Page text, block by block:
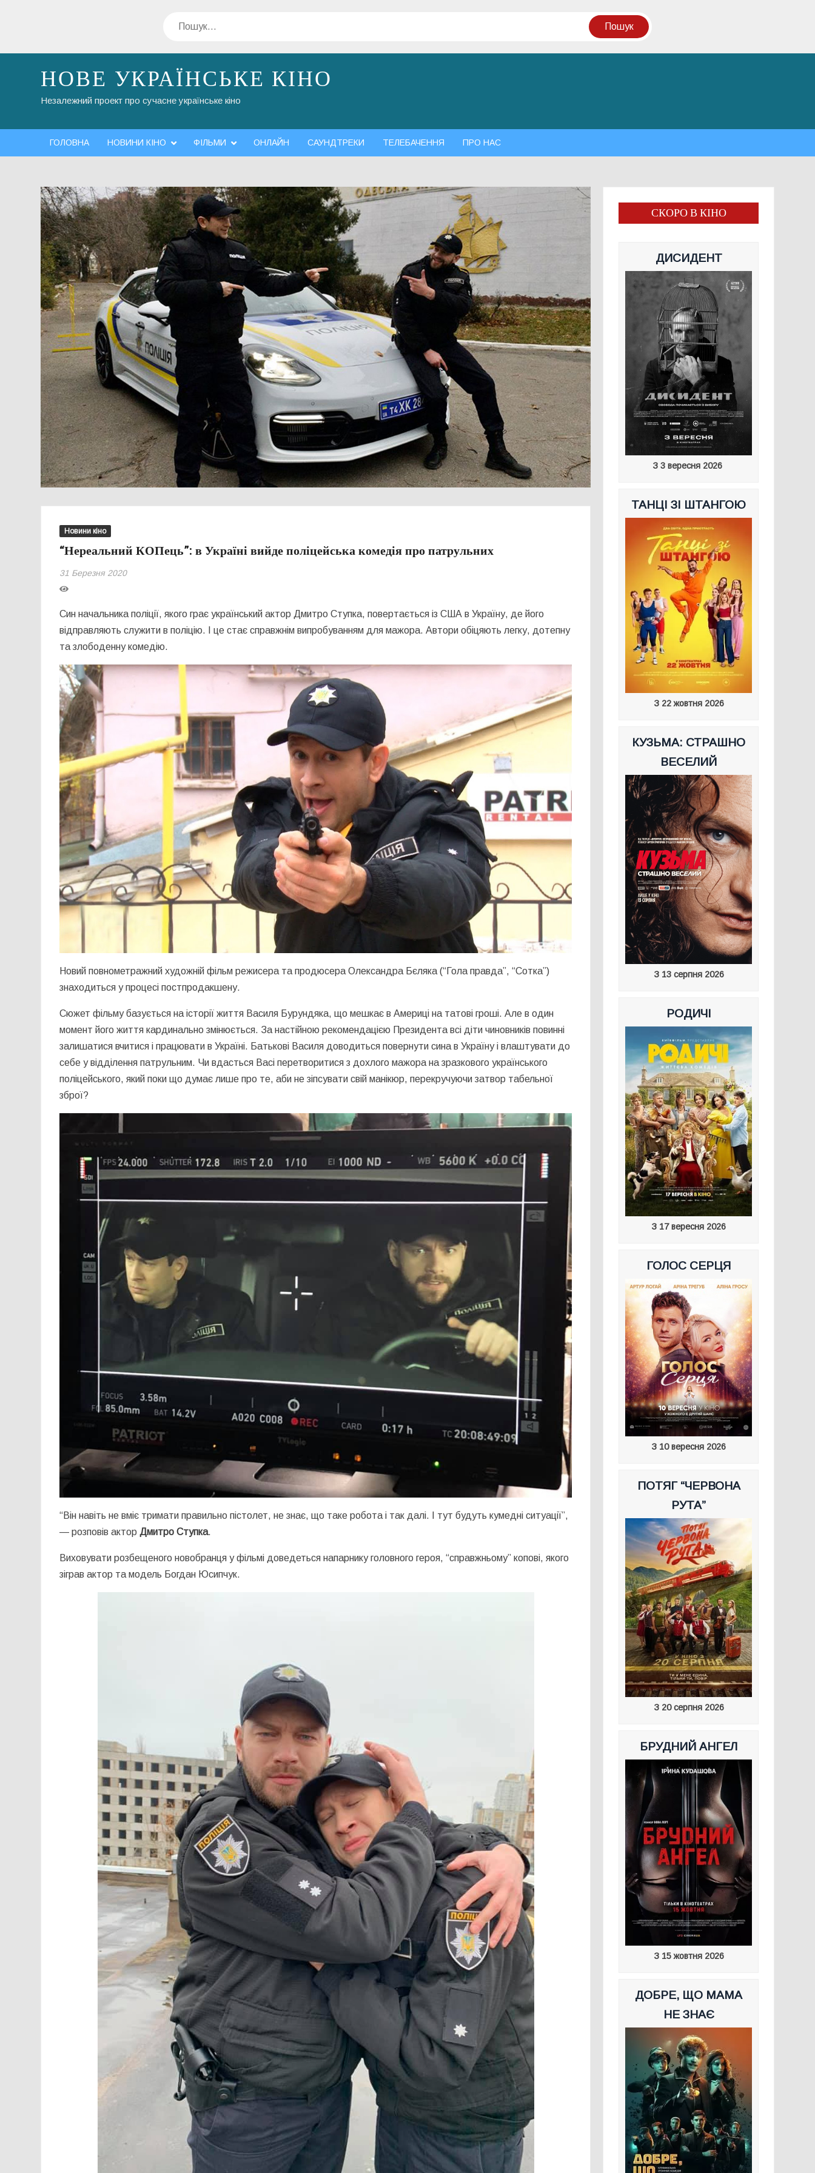
Пошук
НОВЕ УКРАЇНСЬКЕ КІНО
Незалежний проект про сучасне українське кіно
ГОЛОВНА НОВИНИ КІНО ФІЛЬМИ ОНЛАЙН САУНДТРЕКИ ТЕЛЕБАЧЕННЯ ПРО НАС
Новини кіно
“Нереальний КОПець”: в Україні вийде поліцейська комедія про патрульних
31 Березня 2020
Син начальника поліції, якого грає український актор Дмитро Ступка, повертається із США в Україну, де його
відправляють служити в поліцію. І це стає справжнім випробуванням для мажора. Автори обіцяють легку, дотепну
та злободенну комедію.
Новий повнометражний художній фільм режисера та продюсера Олександра Бєляка (“Гола правда”, “Сотка”)
знаходиться у процесі постпродакшену.
Сюжет фільму базується на історії життя Василя Бурундяка, що мешкає в Америці на татові гроші. Але в один
момент його життя кардинально змінюється. За настійною рекомендацією Президента всі діти чиновників повинні
залишатися вчитися і працювати в Україні. Батькові Василя доводиться повернути сина в Україну і влаштувати до
себе у відділення патрульним. Чи вдасться Васі перетворитися з дохлого мажора на зразкового українського
поліцейського, який поки що думає лише про те, аби не зіпсувати свій манікюр, перекручуючи затвор табельної
зброї?
“Він навіть не вміє тримати правильно пістолет, не знає, що таке робота і так далі. І тут будуть кумедні ситуації”,
— розповів акторДмитро Ступка.
Виховувати розбещеного новобранця у фільмі доведеться напарнику головного героя, “справжньому” копові, якого
зіграв актор та модель Богдан Юсипчук.
СКОРО В КІНО
ДИСИДЕНТ
З 3 вересня 2026
ТАНЦІ ЗІ ШТАНГОЮ
З 22 жовтня 2026
КУЗЬМА: СТРАШНО
ВЕСЕЛИЙ
З 13 серпня 2026
РОДИЧІ
З 17 вересня 2026
ГОЛОС СЕРЦЯ
З 10 вересня 2026
ПОТЯГ “ЧЕРВОНА
РУТА”
З 20 серпня 2026
БРУДНИЙ АНГЕЛ
З 15 жовтня 2026
ДОБРЕ, ЩО МАМА
НЕ ЗНАЄ